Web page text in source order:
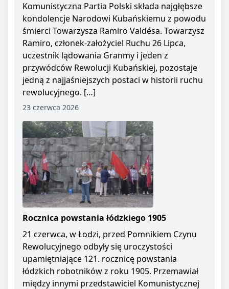
Komunistyczna Partia Polski składa najgłębsze
kondolencje Narodowi Kubańskiemu z powodu
śmierci Towarzysza Ramiro Valdésa. Towarzysz
Ramiro, członek-założyciel Ruchu 26 Lipca,
uczestnik lądowania Granmy i jeden z
przywódców Rewolucji Kubańskiej, pozostaje
jedną z najjaśniejszych postaci w historii ruchu
rewolucyjnego. […]
23 czerwca 2026
Rocznica powstania łódzkiego 1905
21 czerwca, w Łodzi, przed Pomnikiem Czynu
Rewolucyjnego odbyły się uroczystości
upamiętniające 121. rocznicę powstania
łódzkich robotników z roku 1905. Przemawiał
między innymi przedstawiciel Komunistycznej